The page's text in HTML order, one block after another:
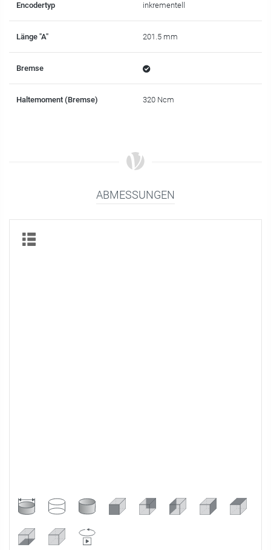
Encodertyp inkrementell
Länge "A" 201.5 mm
Bremse
Haltemoment (Bremse) 320 Ncm
ABMESSUNGEN